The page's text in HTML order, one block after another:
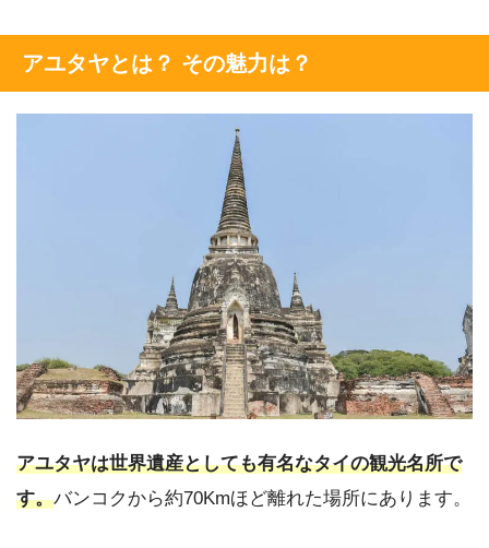
アユタヤとは？ その魅力は？
アユタヤは世界遺産としても有名なタイの観光名所で
す。バンコクから約70Kmほど離れた場所にあります。